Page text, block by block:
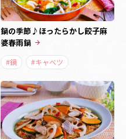
鍋の季節♪ほったらかし餃子麻
婆春雨鍋
#鍋 #キャベツ